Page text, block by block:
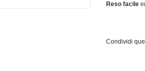
Reso facile
Condividi